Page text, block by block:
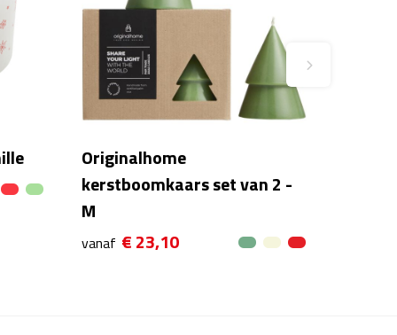
Originalhome
kerstboomkaars set van 2 -
M
vanaf € 23,10